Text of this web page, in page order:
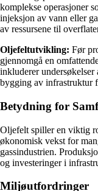
komplekse operasjoner
injeksjon av vann eller
av ressursene til
Oljefeltutvikling: Før
gjennomgå en
inkluderer
bygging av infrastruktur
Betydning for
Oljefelt spiller en viktig
økonomisk vekst for
gassindustrien.
og investeringer i
Miljøutfordringer